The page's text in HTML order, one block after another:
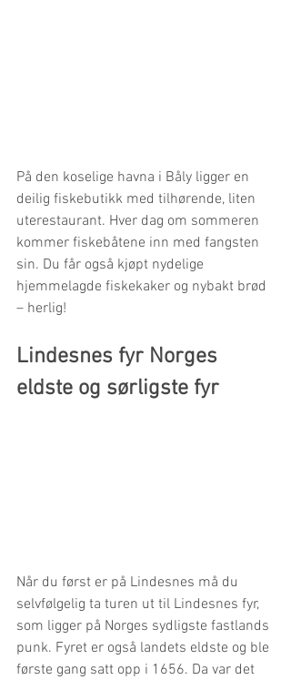
På den koselige havna i Båly ligger en
deilig fiskebutikk med tilhørende, liten
uterestaurant. Hver dag om sommeren
kommer fiskebåtene inn med fangsten
sin. Du får også kjøpt nydelige
hjemmelagde fiskekaker og nybakt brød
– herlig!
Lindesnes fyr Norges
eldste og sørligste fyr
Når du først er på Lindesnes må du
selvfølgelig ta turen ut til Lindesnes fyr,
som ligger på Norges sydligste fastlands
punk. Fyret er også landets eldste og ble
første gang satt opp i 1656. Da var det